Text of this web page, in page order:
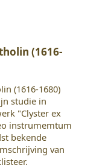
(1616-
(1616-1680)
studie in
"Clyster ex
instrumemtum
bekende
van